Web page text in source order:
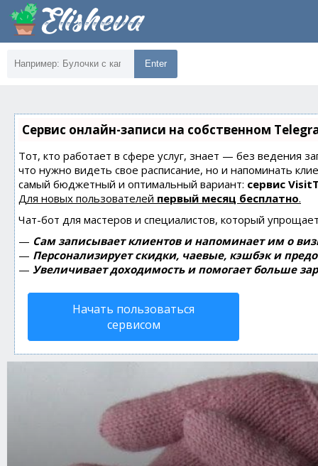
Enter
Сервис онлайн-записи на собственном
Тот, кто работает в сфере услуг, знает — без ведения
что нужно видеть свое расписание, но и напоминать
самый бюджетный и оптимальный вариант: сервис
Для новых пользователей первый месяц бесплатно.
Чат-бот для мастеров и специалистов, который
— Сам записывает клиентов и напоминает им о
— Персонализирует скидки, чаевые, кэшбэк и
— Увеличивает доходимость и помогает больше
Начать пользоваться
сервисом